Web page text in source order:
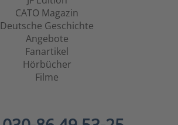
CATO Magazin
Deutsche Geschichte
Angebote
Fanartikel
Hörbücher
Filme